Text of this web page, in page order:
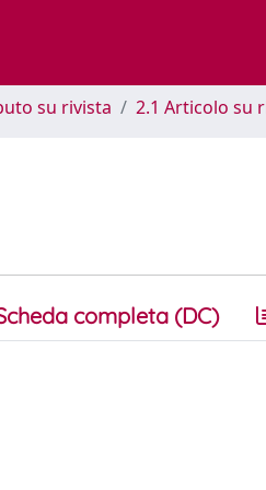
su rivista 2.1 Articolo su
completa (DC)